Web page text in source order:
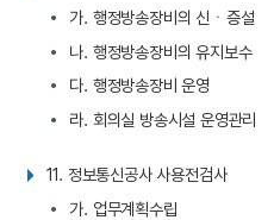
가. 행정방송장비의 신ㆍ증설
나. 행정방송장비의 유지보수
다. 행정방송장비 운영
라. 회의실 방송시설 운영관리
11. 정보통신공사 사용전검사
가. 업무계획수립